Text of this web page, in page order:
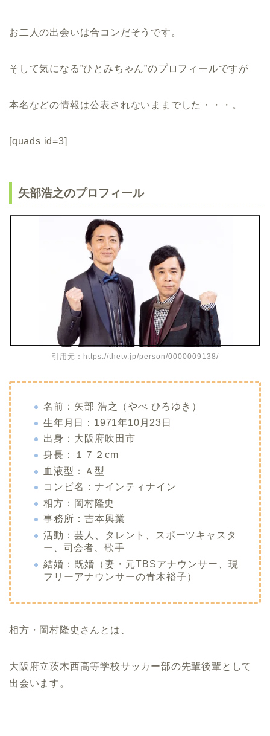
お二人の出会いは合コンだそうです。
そして気になる”ひとみちゃん”のプロフィールですが
本名などの情報は公表されないままでした・・・。
[quads id=3]
矢部浩之のプロフィール
引用元：https://thetv.jp/person/0000009138/
名前：矢部 浩之 （やべ ひろゆき）
生年月日：1971年10月23日
出身：大阪府吹田市
身長：１７２cm
血液型：Ａ型
コンビ名：ナインティナイン
相方： 岡村隆史
事務所：吉本興業
活動：芸人、
タレント
スポーツキャスタ
ー
司会者
歌手
結婚：既婚（妻・元TBSアナウンサー、現
フリーアナウンサーの青木裕子）
相方・ 岡村隆史さんとは、
大阪府立茨木西高等学校サッカー部の先輩後輩として
出会います。